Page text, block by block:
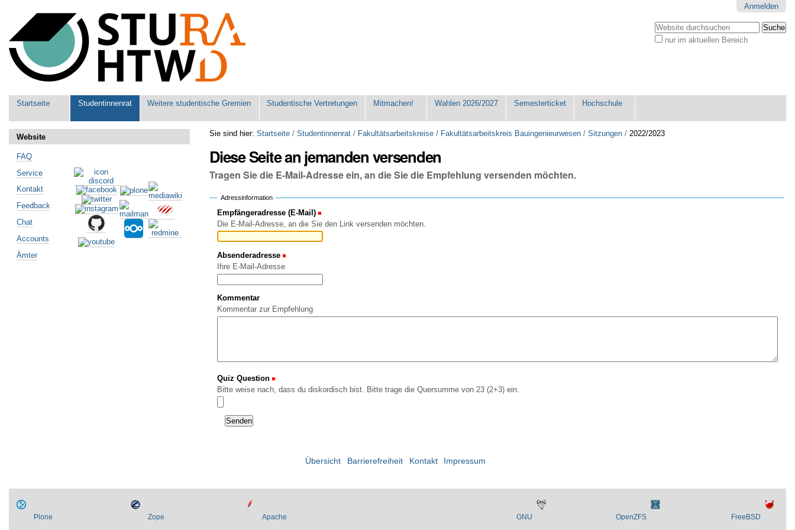
Werkzeuge
Anmelden
Website durchsuchen
nur im aktuellen Bereich
Sektionen
Startseite Studentinnenrat Weitere studentische Gremien Studentische Vertretungen Mitmachen! Wahlen 2026/2027 Semesterticket Hochschule
Sie sind hier: Startseite /Studentinnenrat / Fakultätsarbeitskreise / Fakultätsarbeitskreis Bauingenieurwesen /Sitzungen /2022/2023
Diese Seite an jemanden versenden
Tragen Sie die E-Mail-Adresse ein, an die Sie die Empfehlung versenden möchten.
Adressinformation
Empfängeradresse (E-Mail)
Die E-Mail-Adresse, an die Sie den Link versenden möchten.
Absenderadresse
Ihre E-Mail-Adresse
Kommentar
Kommentar zur Empfehlung
Quiz Question
Bitte weise nach, dass du diskordisch bist. Bitte trage die Quersumme von 23 (2+3) ein.
Website
FAQ
Service
Kontakt
Feedback
Chat
Accounts
Ämter
Übersicht Barrierefreiheit Kontakt Impressum
Plone Zope Apache GNU OpenZFS FreeBSD